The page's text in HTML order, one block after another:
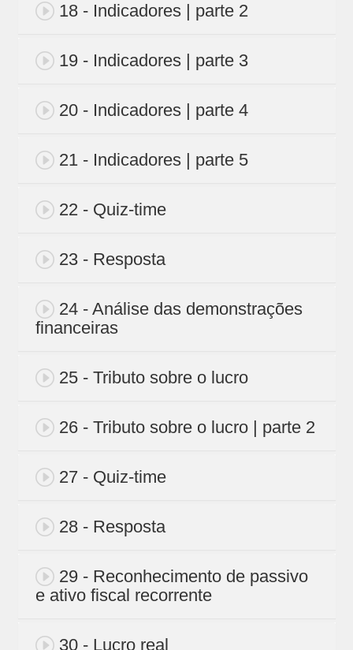
18 - Indicadores | parte 2
19 - Indicadores | parte 3
20 - Indicadores | parte 4
21 - Indicadores | parte 5
22 - Quiz-time
23 - Resposta
24 - Análise das demonstrações
financeiras
25 - Tributo sobre o lucro
26 - Tributo sobre o lucro | parte 2
27 - Quiz-time
28 - Resposta
29 - Reconhecimento de passivo
e ativo fiscal recorrente
30 - Lucro real